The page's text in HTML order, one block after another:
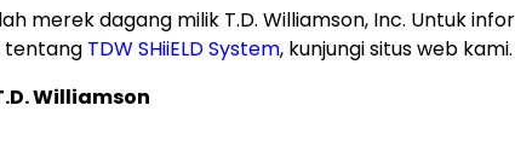
merek dagang milik T.D. Williamson, Inc. Untuk
tentang TDW SHiiELD System, kunjungi situs web kami.
Williamson